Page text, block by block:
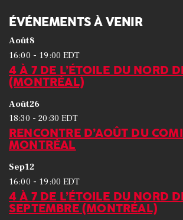
ÉVÉNEMENTS À VENIR
Août8
16:00 - 19:00 EDT
4 À 7 DE L’ÉTOILE DU NORD
(MONTRÉAL)
Août26
18:30 -20:30 EDT
RENCONTRE D’AOÛT DU
MONTRÉAL
Sep12
16:00 - 19:00 EDT
4 À 7 DE L’ÉTOILE DU NORD
SEPTEMBRE (MONTRÉAL)